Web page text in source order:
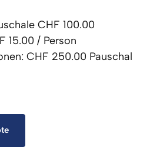
CHF 100.00
15.00 / Person
CHF 250.00 Pauschal